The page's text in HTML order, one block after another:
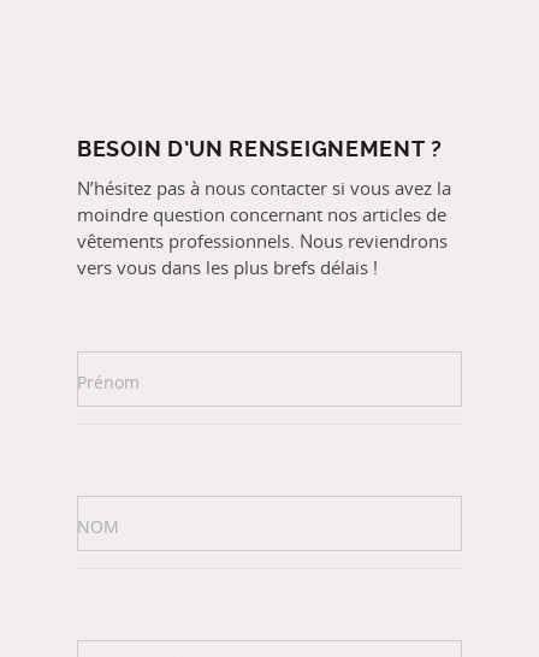
BESOIN D’UN RENSEIGNEMENT ?
N’hésitez pas à nous contacter si vous avez la
moindre question concernant nos articles de
vêtements professionnels. Nous reviendrons
vers vous dans les plus brefs délais !
Prénom
NOM